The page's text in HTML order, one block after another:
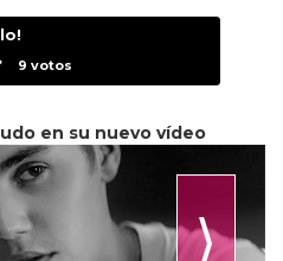
9 votos
en su nuevo vídeo
⟩